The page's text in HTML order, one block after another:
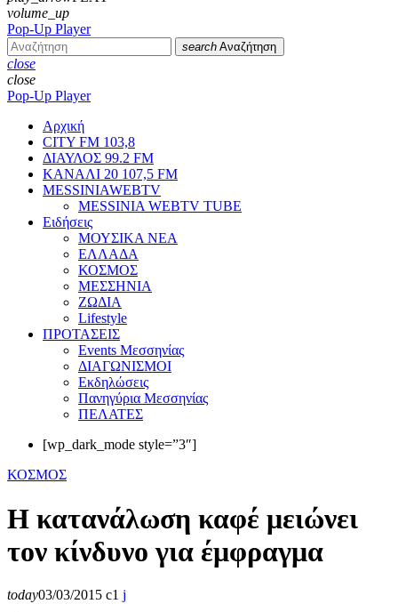
volume_up
Pop-Up Player
search Αναζήτηση
close
close
Pop-Up Player
Αρχική
CITY FM 103,8
ΔΙΑΥΛΟΣ 99.2 FM
ΚΑΝΑΛΙ 20 107,5 FM
MESSINIAWEBTV
MESSINIA WEBTV TUBE
Eιδήσεις
ΜΟΥΣΙΚΑ ΝΕΑ
ΕΛΛΑΔΑ
ΚΟΣΜΟΣ
ΜΕΣΣΗΝΙΑ
ΖΩΔΙΑ
Lifestyle
ΠΡΟΤΑΣΕΙΣ
Events Μεσσηνίας
ΔΙΑΓΩΝΙΣΜΟΙ
Εκδηλώσεις
Πανηγύρια Μεσσηνίας
ΠΕΛΑΤΕΣ
[wp_dark_mode style=”3″]
ΚΟΣΜΟΣ
Η κατανάλωση καφέ μειώνει
τον κίνδυνο για έμφραγμα
today03/03/2015 1